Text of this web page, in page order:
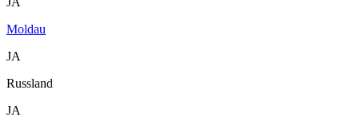
Moldau
JA
Russland
JA